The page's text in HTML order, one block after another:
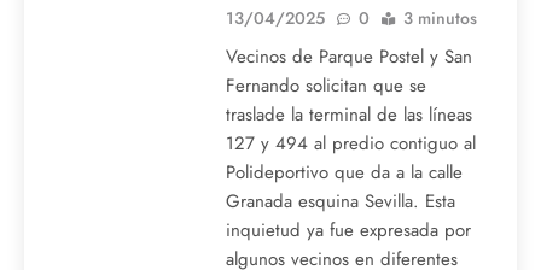
13/04/2025
0 3 minutos
Vecinos de Parque Postel y San
Fernando solicitan que se
traslade la terminal de las líneas
127 y 494 al predio contiguo al
Polideportivo que da a la calle
Granada esquina Sevilla. Esta
inquietud ya fue expresada por
algunos vecinos en diferentes